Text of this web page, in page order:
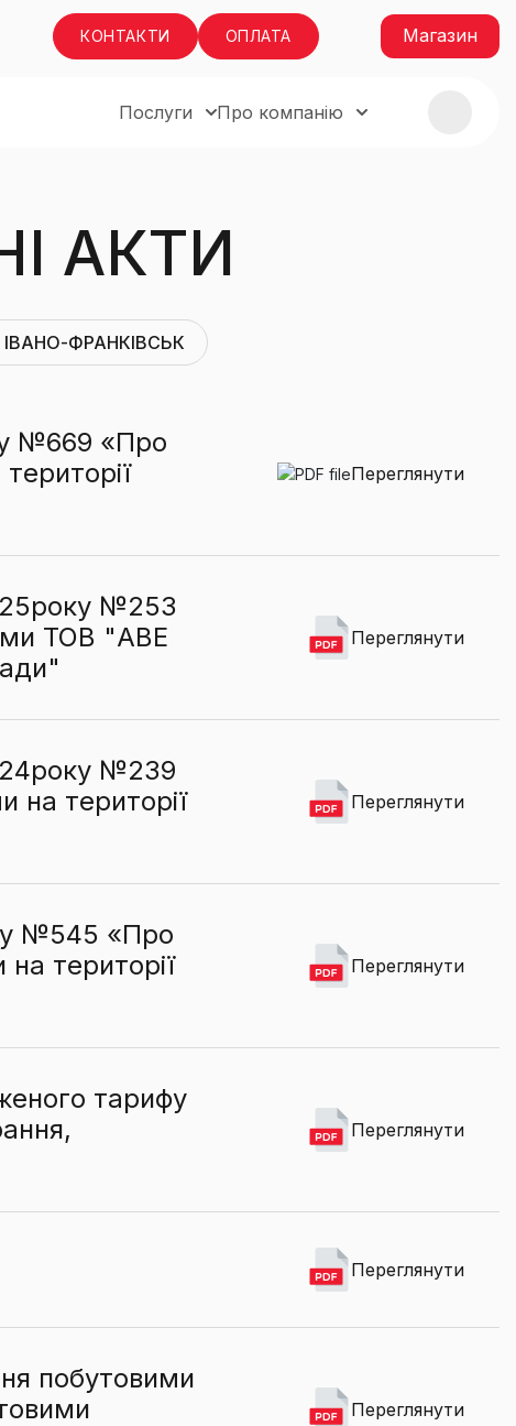
КОНТАКТИ ОПЛАТА Магазин
Послуги Про компанію
АКТИ
ІВАНО-ФРАНКІВСЬК
№669 «Про
Переглянути
№253
ТОВ "АВЕ
Переглянути
№239
на території
Переглянути
№545 «Про
території
Переглянути
тарифу
Переглянути
Переглянути
побутовими
Переглянути